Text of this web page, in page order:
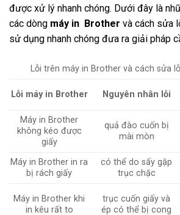
được xử lý nhanh chóng. Dưới đây là
các dòng máy in Brother và cách sửa
sử dụng nhanh chóng đưa ra giải pháp
Lỗi trên máy in Brother và cách sửa
Lỗi máy in Brother Nguyên nhân lỗi
Máy in Brother
không kéo được
giấy
quả đào cuốn bị
mài mòn
Máy in Brother in ra
bị rách giấy
có thể do sấy gặp
trục chặc
Máy in Brother khi
in kêu rất to
trục cuốn giấy và
ép có thể bị cong